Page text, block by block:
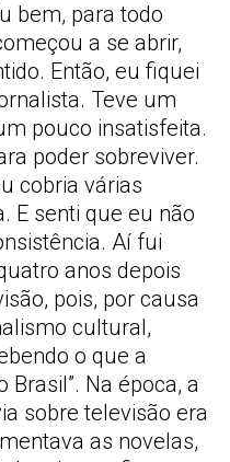
bem, para todo
a se abrir,
Então, eu fiquei
Teve um
pouco insatisfeita.
poder sobreviver.
cobria várias
E senti que eu não
Aí fui
anos depois
pois, por causa
cultural,
o que a
Na época, a
sobre televisão era
as novelas,